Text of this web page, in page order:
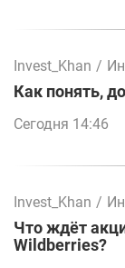
Invest_Khan /
Как понять,
Сегодня 14:46
Invest_Khan /
Что ждёт
Wildberries?